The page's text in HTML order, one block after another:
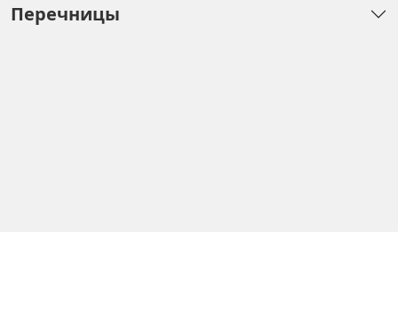
Перечницы